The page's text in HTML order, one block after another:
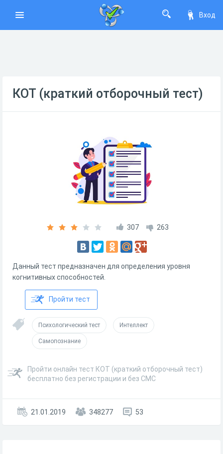
Вход
КОТ (краткий отборочный тест)
307 263
Данный тест предназначен для определения уровня
когнитивных способностей.
Пройти тест
Психологический тест Интеллект
Самопознание
Пройти онлайн тест КОТ (краткий отборочный тест)
бесплатно без регистрации и без СМС
21.01.2019 348277 53